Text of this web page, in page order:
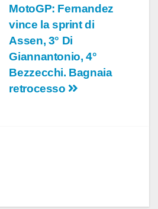
MotoGP: Fernandez
vince la sprint di
Assen, 3° Di
Giannantonio, 4°
Bezzecchi. Bagnaia
retrocesso